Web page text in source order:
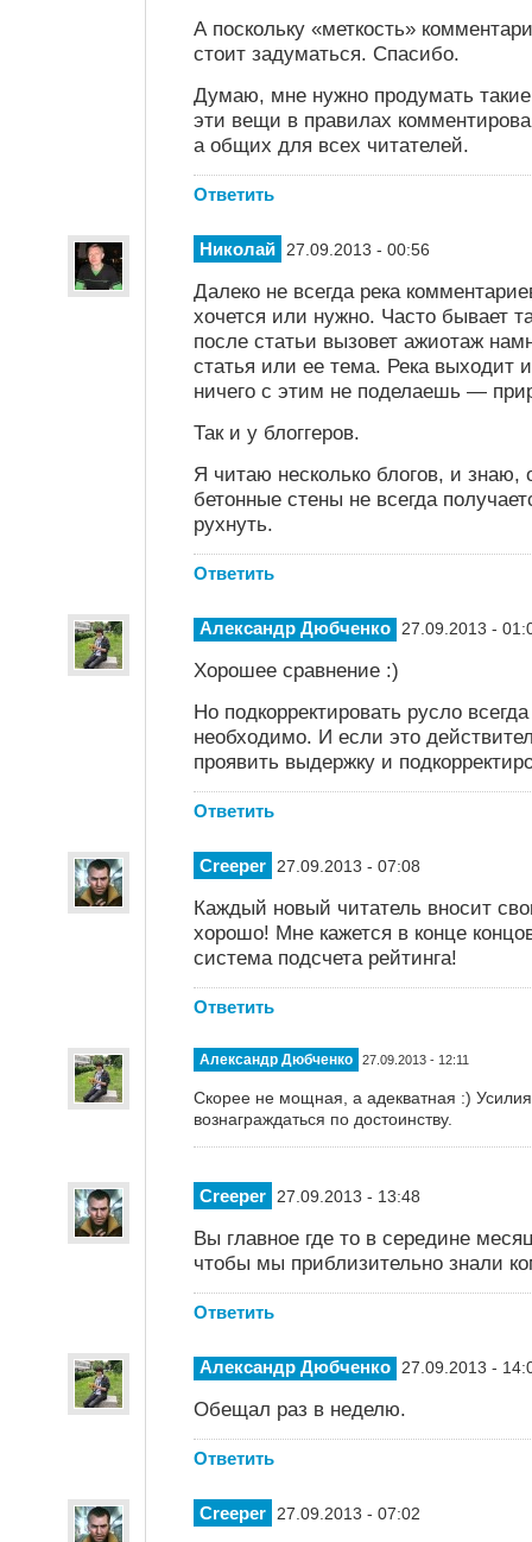
А поскольку «меткость»
стоит задуматься. Спасибо.
Думаю, мне нужно продумать
эти вещи в правилах
а общих для всех читателей.
Ответить
Николай 27.09.2013 - 00:56
Далеко не всегда река
хочется или нужно. Часто бывает
после статьи вызовет ажиотаж
статья или ее тема. Река выходит
ничего с этим не поделаешь —
Так и у блоггеров.
Я читаю несколько блогов, и знаю,
бетонные стены не всегда
рухнуть.
Ответить
Александр Дюбченко 27.09.2013 -
Хорошее сравнение :)
Но подкорректировать русло
необходимо. И если это
проявить выдержку и
Ответить
Creeper 27.09.2013 - 07:08
Каждый новый читатель вносит
хорошо! Мне кажется в конце
система подсчета рейтинга!
Ответить
Александр Дюбченко 27.09.2013 - 12:11
Скорее не мощная, а адекватная :)
вознаграждаться по достоинству.
Creeper 27.09.2013 - 13:48
Вы главное где то в середине
чтобы мы приблизительно знали
Ответить
Александр Дюбченко 27.09.2013 -
Обещал раз в неделю.
Ответить
Creeper 27.09.2013 - 07:02